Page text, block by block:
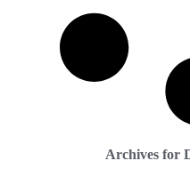
Archives for